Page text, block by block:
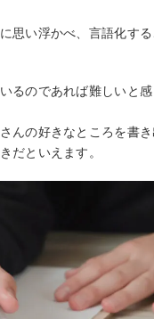
思い浮かべ、言語化す
るのであれば難しいと
んの好きなところを書
だといえます。